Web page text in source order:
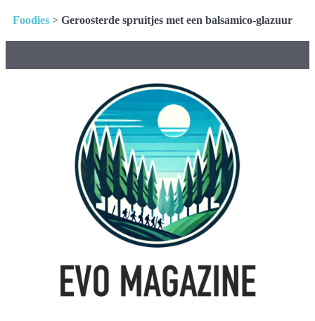
Foodies > Geroosterde spruitjes met een balsamico-glazuur